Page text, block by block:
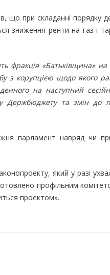
що при складанні порядку
зниження ренти на газ і
фракція «Батьківщина»
з корупцією щодо якого
на наступний
та змін до
парламент навряд чи
який у разі
профільним
проектом».